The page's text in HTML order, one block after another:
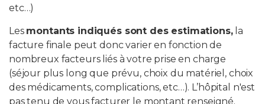
RGPD
071 92 11 11
etc…)
Les montants indiqués sont des estimations,la
facture finale peut donc varier en fonction de
nombreux facteurs liés à votre prise en charge
(séjour plus long que prévu, choix du matériel, choix
des médicaments, complications, etc…). L’hôpital n'est
pas tenu de vous facturer le montant renseigné.